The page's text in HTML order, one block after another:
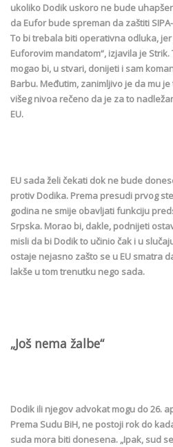
ukoliko Dodik uskoro ne bude
da Eufor bude spreman da zaštiti
To bi trebala biti operativna odluka,
Euforovim mandatom“, izjavila je
mogao bi, u stvari, donijeti i sam
Barbu. Međutim, zanimljivo je da mu
višeg nivoa rečeno da je za to
EU.
EU sada želi čekati dok ne bude
protiv Dodika. Prema presudi prvog
godina ne smije obavljati funkciju
Srpska. Morao bi, dakle, podnijeti
misli da bi Dodik to učinio čak i u
ostaje nejasno zašto se u EU smatra
lakše u tom trenutku nego sada.
„Još nema žalbe“
Dodik ili njegov advokat mogu do 26.
Prema Sudu BiH, ne postoji rok do
suda mora biti donesena. „Ipak, sud